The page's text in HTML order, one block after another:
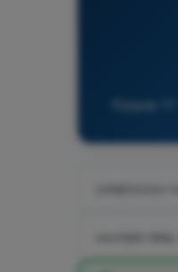
Pytanie
zwiększono
usunięto